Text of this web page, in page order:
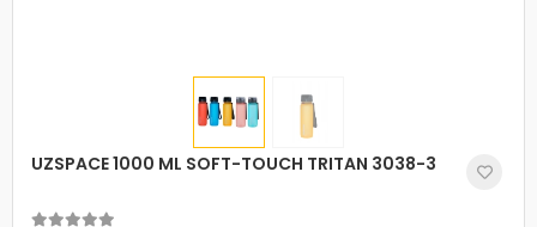
UZSPACE 1000 ML SOFT-TOUCH TRITAN 3038-3